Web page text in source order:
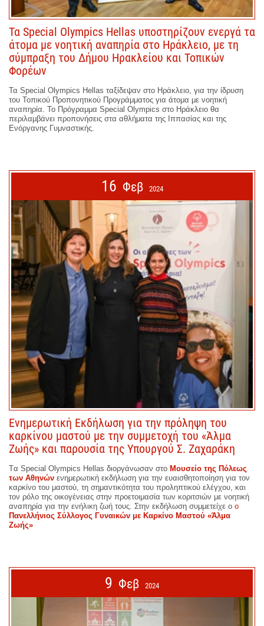
Τα Special Olympics Hellas υποστηρίζουν ενεργά τα
άτομα με νοητική αναπηρία στο Ηράκλειο, με τη
σύμπραξη του Δήμου Ηρακλείου και Τοπικών
Φορέων
Τα Special Olympics Hellas ταξίδεψαν στο Ηράκλειο, για την ίδρυση
του Τοπικού Προπονητικού Προγράμματος για άτομα με νοητική
αναπηρία. Το Πρόγραμμα Special Olympics στο Ηράκλειο θα
περιλαμβάνει προπονήσεις στα αθλήματα της Ιππασίας και της
Ενόργανης Γυμναστικής.
16 Φεβ 2024
Ενημερωτική Εκδήλωση για την πρόληψη του
καρκίνου μαστού με την συμμετοχή του «Άλμα
Ζωής» και παρουσία της Υπουργού Σ. Ζαχαράκη
Tα Special Olympics Hellas διοργάνωσαν στο Μουσείο της Πόλεως
των Αθηνών ενημερωτική εκδήλωση για την ευαισθητοποίηση για τον
καρκίνο του μαστού, τη σημαντικότητα του προληπτικού ελέγχου, και
τον ρόλο της οικογένειας στην προετοιμασία των κοριτσιών με νοητική
αναπηρία για την ενήλικη ζωή τους. Στην εκδήλωση συμμετείχε ο ο
Πανελλήνιος Σύλλογος Γυναικών με Καρκίνο Μαστού «Άλμα
Ζωής»
9 Φεβ 2024